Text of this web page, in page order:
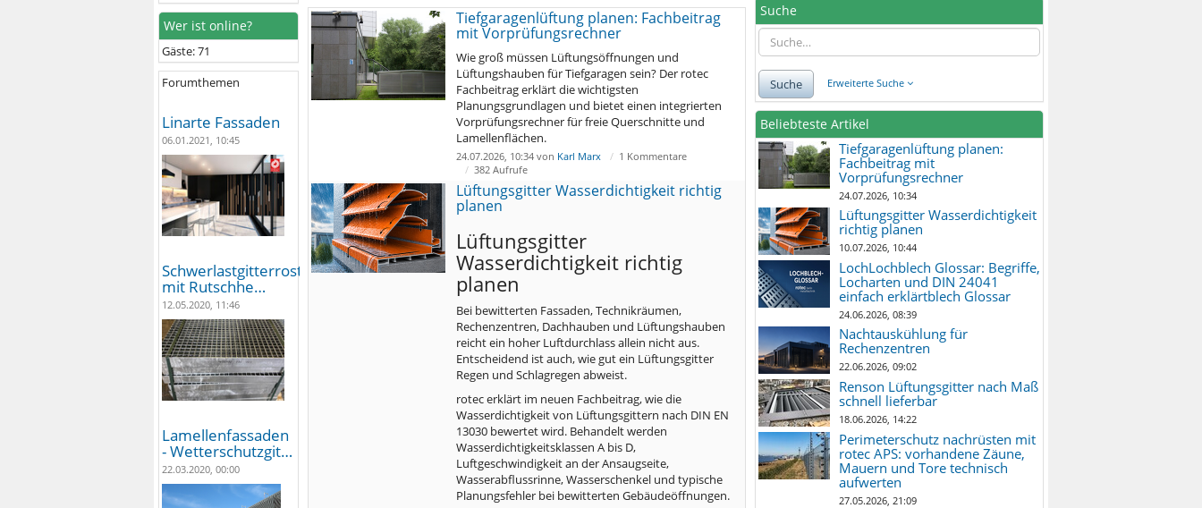
Wer ist online?
Gäste: 71
Forumthemen
Linarte Fassaden
06.01.2021, 10:45
Schwerlastgitterroste
mit Rutschhe…
12.05.2020, 11:46
Lamellenfassaden
- Wetterschutzgit…
22.03.2020, 00:00
Tiefgaragenlüftung planen: Fachbeitrag
mit Vorprüfungsrechner
Wie groß müssen Lüftungsöffnungen und
Lüftungshauben für Tiefgaragen sein? Der rotec
Fachbeitrag erklärt die wichtigsten
Planungsgrundlagen und bietet einen integrierten
Vorprüfungsrechner für freie Querschnitte und
Lamellenflächen.
24.07.2026, 10:34 von Karl Marx
1 Kommentare
382 Aufrufe
Lüftungsgitter Wasserdichtigkeit richtig
planen
Lüftungsgitter
Wasserdichtigkeit richtig
planen
Bei bewitterten Fassaden, Technikräumen,
Rechenzentren, Dachhauben und Lüftungshauben
reicht ein hoher Luftdurchlass allein nicht aus.
Entscheidend ist auch, wie gut ein Lüftungsgitter
Regen und Schlagregen abweist.
rotec erklärt im neuen Fachbeitrag, wie die
Wasserdichtigkeit von Lüftungsgittern nach DIN EN
13030 bewertet wird. Behandelt werden
Wasserdichtigkeitsklassen A bis D,
Luftgeschwindigkeit an der Ansaugseite,
Wasserabflussrinne, Wasserschenkel und typische
Planungsfehler bei bewitterten Gebäudeöffnungen.
Suche
Suche Erweiterte Suche
Beliebteste Artikel
Tiefgaragenlüftung planen:
Fachbeitrag mit
Vorprüfungsrechner
24.07.2026, 10:34
Lüftungsgitter Wasserdichtigkeit
richtig planen
10.07.2026, 10:44
LochLochblech Glossar: Begriffe,
Locharten und DIN 24041
einfach erklärtblech Glossar
24.06.2026, 08:39
Nachtauskühlung für
Rechenzentren
22.06.2026, 09:02
Renson Lüftungsgitter nach Maß
schnell lieferbar
18.06.2026, 14:22
Perimeterschutz nachrüsten mit
rotec APS: vorhandene Zäune,
Mauern und Tore technisch
aufwerten
27.05.2026, 21:09